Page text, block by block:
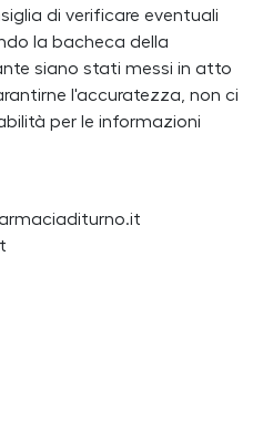
di verificare eventuali
la bacheca della
siano stati messi in atto
l'accuratezza, non ci
per le informazioni